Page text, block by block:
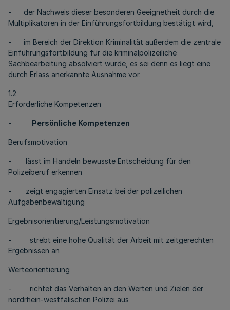
- der Nachweis dieser besonderen Geeignetheit durch die
Multiplikatoren in der Einführungsfortbildung bestätigt wird,
- im Bereich der Direktion Kriminalität außerdem die zentrale
Einführungsfortbildung für die kriminalpolizeiliche
Sachbearbeitung absolviert wurde, es sei denn es liegt eine
durch Erlass anerkannte Ausnahme vor.
1.2
Erforderliche Kompetenzen
- Persönliche Kompetenzen
Berufsmotivation
- lässt im Handeln bewusste Entscheidung für den
Polizeiberuf erkennen
- zeigt engagierten Einsatz bei der polizeilichen
Aufgabenbewältigung
Ergebnisorientierung/Leistungsmotivation
- strebt eine hohe Qualität der Arbeit mit zeitgerechten
Ergebnissen an
Werteorientierung
- richtet das Verhalten an den Werten und Zielen der
nordrhein-westfälischen Polizei aus